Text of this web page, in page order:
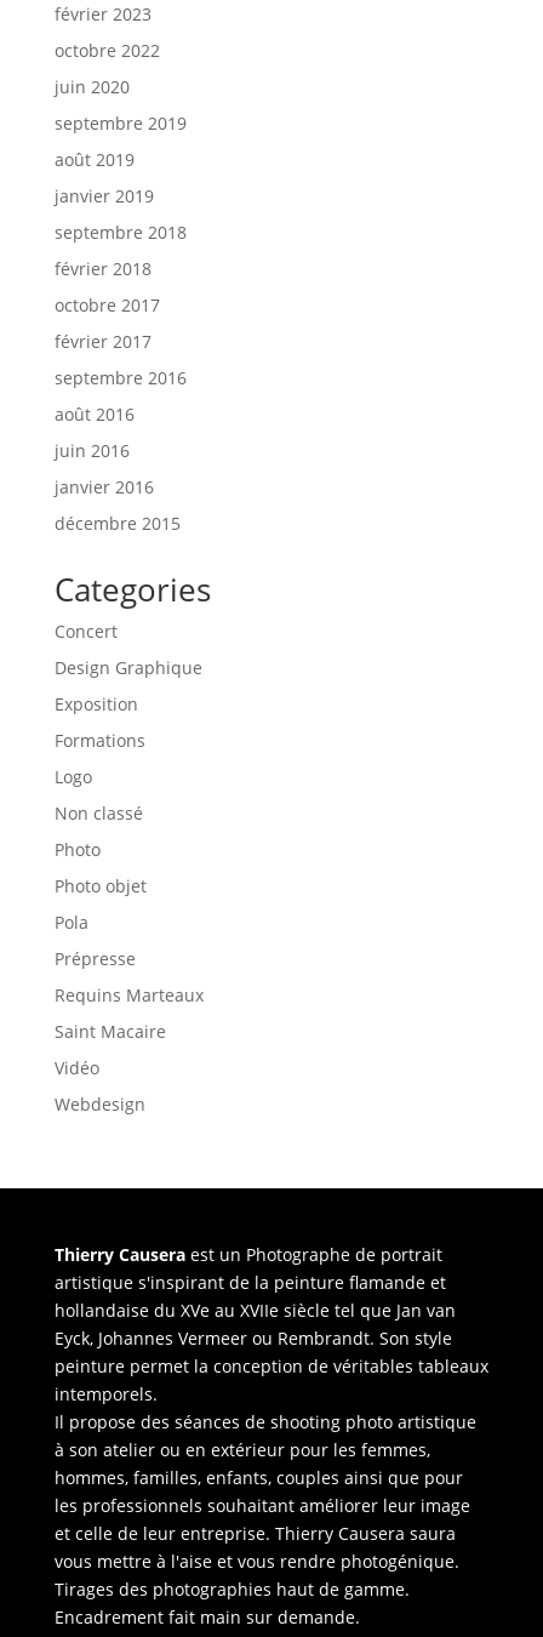
février 2023
octobre 2022
juin 2020
septembre 2019
août 2019
janvier 2019
septembre 2018
février 2018
octobre 2017
février 2017
septembre 2016
août 2016
juin 2016
janvier 2016
décembre 2015
Categories
Concert
Design Graphique
Exposition
Formations
Logo
Non classé
Photo
Photo objet
Pola
Prépresse
Requins Marteaux
Saint Macaire
Vidéo
Webdesign
Thierry Causeraest un Photographe de portrait
artistique s'inspirant de la peinture flamande et
hollandaise du XVe au XVIIe siècle tel que Jan van
Eyck, Johannes Vermeer ou Rembrandt. Son style
peinture permet la conception de véritables tableaux
intemporels.
Il propose des séances de shooting photo artistique
à son atelier ou en extérieur pour les femmes,
hommes, familles, enfants, couples ainsi que pour
les professionnels souhaitant améliorer leur image
et celle de leur entreprise. Thierry Causera saura
vous mettre à l'aise et vous rendre photogénique.
Tirages des photographies haut de gamme.
Encadrement fait main sur demande.